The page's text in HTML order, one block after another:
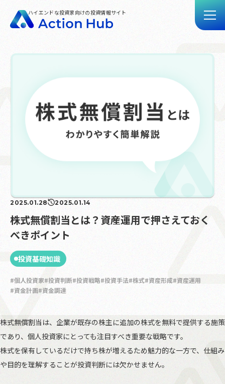
ハイエンドな投資家向けの投資情報サイト
Action Hubとは
お問い合わせ
2025.01.28 2025.01.14
株式無償割当とは？資産運用で押さえておく
べきポイント
投資基礎知識
個人投資家 投資判断 投資戦略 投資手法 株式 資産形成 資産運用
資金計画 資金調達
株式無償割当は、企業が既存の株主に追加の株式を無料で提供する施策
であり、個人投資家にとっても注目すべき重要な戦略です。
株式を保有しているだけで持ち株が増えるため魅力的な一方で、仕組み
や目的を理解することが投資判断には欠かせません。